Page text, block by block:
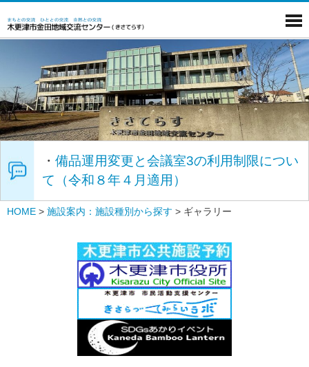
・ 備品運用変更と会議室3の利用制限につい
て（令和８年４月適用）
HOME > 施設案内：施設種別から探す > ギャラリー